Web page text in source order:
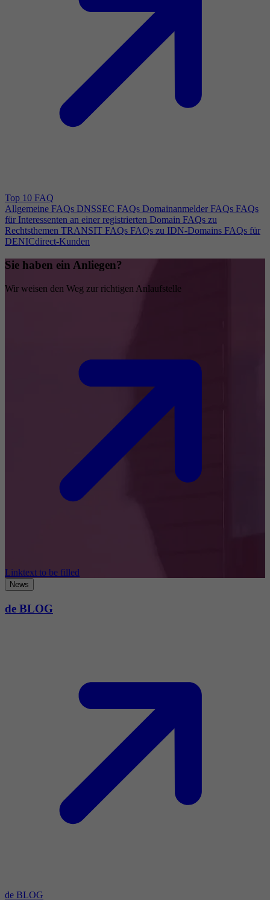
Top 10 FAQ
Allgemeine FAQs DNSSEC FAQs Domainanmelder FAQs FAQs
für Interessenten an einer registrierten Domain FAQs zu
Rechtsthemen TRANSIT FAQs FAQs zu IDN-Domains FAQs für
DENICdirect-Kunden
Sie haben ein Anliegen?
Wir weisen den Weg zur richtigen Anlaufstelle
Linktext to be filled
News
de BLOG
de BLOG